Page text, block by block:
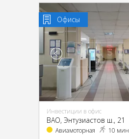
Офисы
Инвестиции в офис
ВАО, Энтузиастов ш., 21
Авиамоторная 10 мин